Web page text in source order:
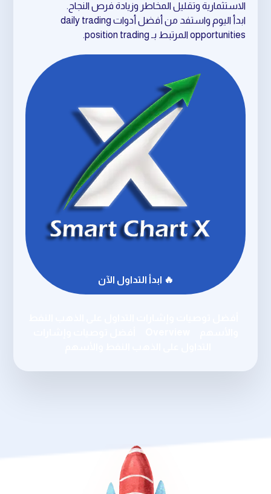
الاستثمارية وتقليل المخاطر وزيادة فرص النجاح.
ابدأ اليوم واستفد من أفضل أدوات daily trading
opportunities المرتبط بـ position trading.
🔥 ابدأ التداول الآن